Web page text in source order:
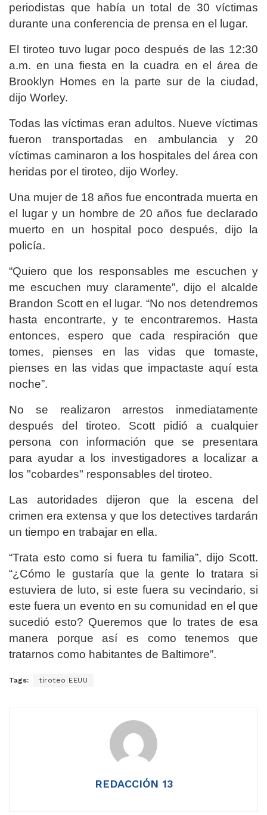
periodistas que había un total de 30 víctimas
durante una conferencia de prensa en el lugar.
El tiroteo tuvo lugar poco después de las 12:30
a.m. en una fiesta en la cuadra en el área de
Brooklyn Homes en la parte sur de la ciudad,
dijo Worley.
Todas las víctimas eran adultos. Nueve víctimas
fueron transportadas en ambulancia y 20
víctimas caminaron a los hospitales del área con
heridas por el tiroteo, dijo Worley.
Una mujer de 18 años fue encontrada muerta en
el lugar y un hombre de 20 años fue declarado
muerto en un hospital poco después, dijo la
policía.
“Quiero que los responsables me escuchen y
me escuchen muy claramente”, dijo el alcalde
Brandon Scott en el lugar. “No nos detendremos
hasta encontrarte, y te encontraremos. Hasta
entonces, espero que cada respiración que
tomes, pienses en las vidas que tomaste,
pienses en las vidas que impactaste aquí esta
noche”.
No se realizaron arrestos inmediatamente
después del tiroteo. Scott pidió a cualquier
persona con información que se presentara
para ayudar a los investigadores a localizar a
los "cobardes" responsables del tiroteo.
Las autoridades dijeron que la escena del
crimen era extensa y que los detectives tardarán
un tiempo en trabajar en ella.
“Trata esto como si fuera tu familia”, dijo Scott.
“¿Cómo le gustaría que la gente lo tratara si
estuviera de luto, si este fuera su vecindario, si
este fuera un evento en su comunidad en el que
sucedió esto? Queremos que lo trates de esa
manera porque así es como tenemos que
tratarnos como habitantes de Baltimore”.
Tags: tiroteo EEUU
REDACCIÓN 13